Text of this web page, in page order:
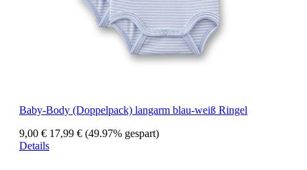
Baby-Body (Doppelpack) langarm blau-weiß Ringel
9,00 € 17,99 € (49.97% gespart)
Details